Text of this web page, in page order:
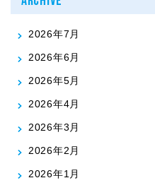
2026年7月
2026年6月
2026年5月
2026年4月
2026年3月
2026年2月
2026年1月